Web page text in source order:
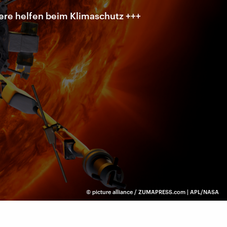
© picture alliance / ZUMAPRESS.com | APL/NASA
helfen beim Klimaschutz +++